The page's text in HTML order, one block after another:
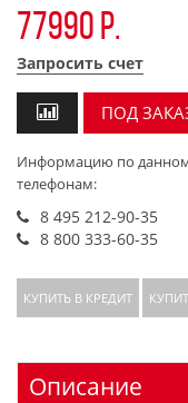
77990 р.
Запросить счет
ПОД
Информацию по
телефонам:
8 495 212-90-35
8 800 333-60-35
КУПИТЬ В КРЕДИТ
Описание